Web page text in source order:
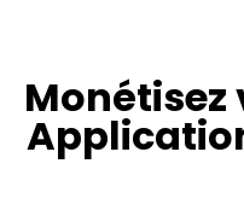
Monétisez